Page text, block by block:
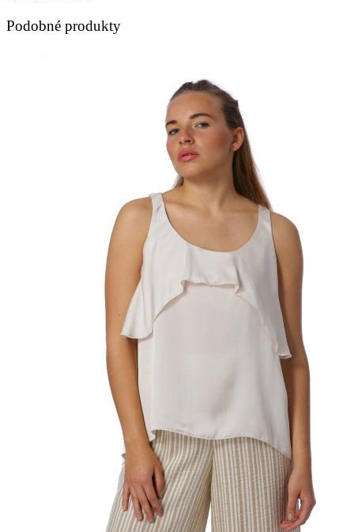
Podobné produkty